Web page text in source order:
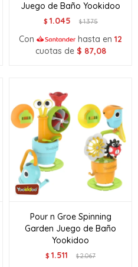
Juego de Baño Yookidoo
$ 1.045 $1.375
Con hasta en 12
cuotas de $ 87,08
Pour n Groe Spinning
Garden Juego de Baño
Yookidoo
$ 1.511 $2.067